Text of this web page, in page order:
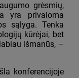
grėsmių,
yra privaloma
sąlyga. Tenka
kūrėjai, bet
išmanūs, –
konferencijoje